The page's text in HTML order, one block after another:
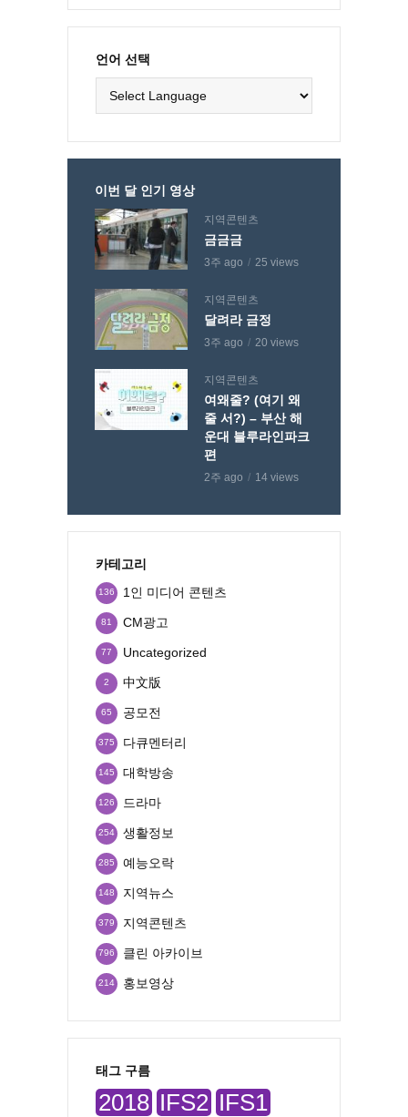
언어 선택
이번 달 인기 영상
지역콘텐츠
금금금
3주 ago 25 views
지역콘텐츠
달려라 금정
3주 ago 20 views
지역콘텐츠
여왜줄? (여기 왜
줄 서?) – 부산 해
운대 블루라인파크
편
2주 ago 14 views
카테고리
1인 미디어 콘텐츠
136
CM광고
81
Uncategorized
77
中文版
2
공모전
65
다큐멘터리
375
대학방송
145
드라마
126
생활정보
254
예능오락
285
지역뉴스
148
지역콘텐츠
379
클린 아카이브
796
홍보영상
214
태그 구름
2018 IFS2 IFS1